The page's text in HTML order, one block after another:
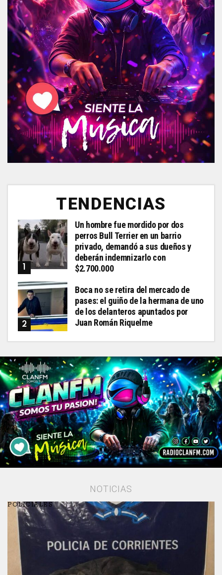
TENDENCIAS
Un hombre fue mordido por dos
perros Bull Terrier en un barrio
privado, demandó a sus dueños y
deberán indemnizarlo con
$2.700.000
Boca no se retira del mercado de
pases: el guiño de la hermana de uno
de los delanteros apuntados por
Juan Román Riquelme
NOTICIAS
POLICIALES